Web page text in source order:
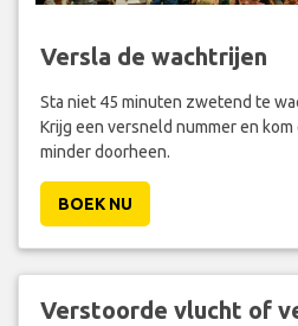
Versla de wachtrijen
Sta niet 45 minuten zwetend te
Krijg een versneld nummer en
minder doorheen.
BOEK NU
Verstoorde vlucht of